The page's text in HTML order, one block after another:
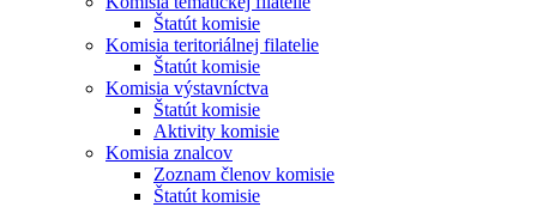
Štatút komisie
Komisia teritoriálnej filatelie
Štatút komisie
Komisia výstavníctva
Štatút komisie
Aktivity komisie
Komisia znalcov
Zoznam členov komisie
Štatút komisie